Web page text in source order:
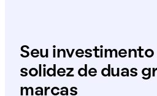
Seu investimento
solidez de duas
marcas